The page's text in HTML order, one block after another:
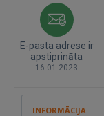
E-pasta adrese ir
apstiprināta
16.01.2023
INFORMĀCIJA